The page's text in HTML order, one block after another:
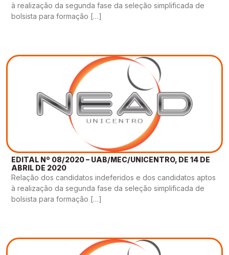
à realização da segunda fase da seleção simplificada de
bolsista para formação […]
EDITAL Nº 08/2020 – UAB/MEC/UNICENTRO, DE 14 DE
ABRIL DE 2020
Relação dos candidatos indeferidos e dos candidatos aptos
à realização da segunda fase da seleção simplificada de
bolsista para formação […]